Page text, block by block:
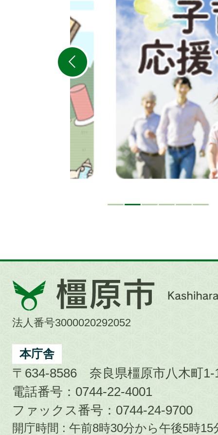
目
の
ス
ラ
イ
ド
橿
原
市
City
法人番号3000020292052
本庁舎
〒634-8586 奈良県橿原市八木町1-
電話番号：0744-22-4001
ファックス番号：0744-24-9700
開庁時間 : 午前8時30分から午後5時